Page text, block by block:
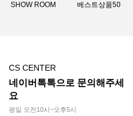
SHOW ROOM 베스트상품50
CS CENTER
네이버톡톡으로 문의해주세
요
평일 오전10시~오후5시